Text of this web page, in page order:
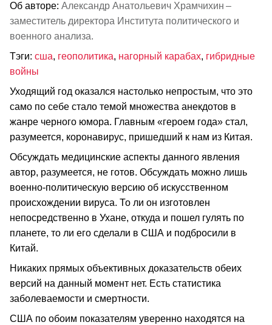
Об авторе: Александр Анатольевич Храмчихин –
заместитель директора Института политического и
военного анализа.
Тэги: сша, геополитика, нагорный карабах, гибридные
войны
Уходящий год оказался настолько непростым, что это
само по себе стало темой множества анекдотов в
жанре черного юмора. Главным «героем года» стал,
разумеется, коронавирус, пришедший к нам из Китая.
Обсуждать медицинские аспекты данного явления
автор, разумеется, не готов. Обсуждать можно лишь
военно-политическую версию об искусственном
происхождении вируса. То ли он изготовлен
непосредственно в Ухане, откуда и пошел гулять по
планете, то ли его сделали в США и подбросили в
Китай.
Никаких прямых объективных доказательств обеих
версий на данный момент нет. Есть статистика
заболеваемости и смертности.
США по обоим показателям уверенно находятся на